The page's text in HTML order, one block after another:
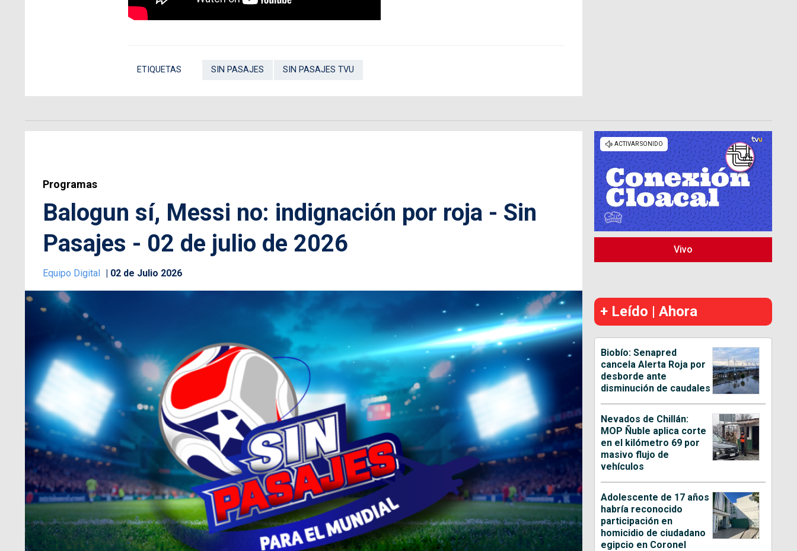
ETIQUETAS SIN PASAJES SIN PASAJES TVU
Programas
Balogun sí, Messi no: indignación por roja - Sin
Pasajes - 02 de julio de 2026
Equipo Digital 02 de Julio 2026
Vivo
+ Leído | Ahora
Biobío: Senapred
cancela Alerta Roja por
desborde ante
disminución de caudales
Nevados de Chillán:
MOP Ñuble aplica corte
en el kilómetro 69 por
masivo flujo de
vehículos
Adolescente de 17 años
habría reconocido
participación en
homicidio de ciudadano
egipcio en Coronel